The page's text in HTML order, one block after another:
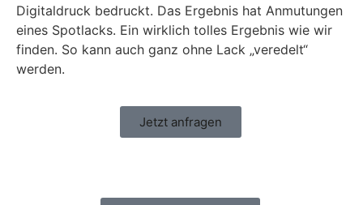
Digitaldruck bedruckt. Das Ergebnis hat Anmutungen
eines Spotlacks. Ein wirklich tolles Ergebnis wie wir
finden. So kann auch ganz ohne Lack „veredelt“
werden.
Jetzt anfragen